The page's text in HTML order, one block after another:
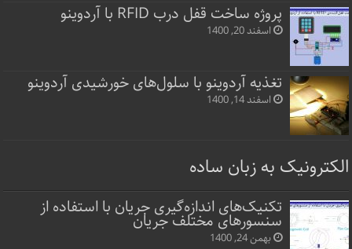
پروژه ساخت قفل‌ درب RFID با آردوینو
اسفند 20, 1400
تغذیه آردوینو با سلول‌های خورشیدی آردوینو
اسفند 14, 1400
الکترونیک به زبان ساده
تکنیک‌های اندازه‌گیری جریان با استفاده از
سنسورهای مختلف جریان
بهمن 24, 1400